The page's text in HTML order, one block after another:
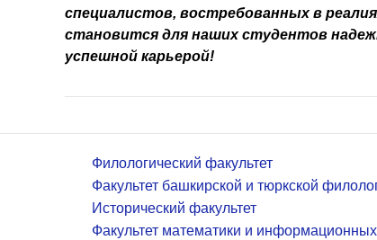
специалистов, востребованных в
становится для наших студентов
успешной карьерой!
Филологический факультет
Факультет башкирской и тюркской
Исторический факультет
Факультет математики и информационных